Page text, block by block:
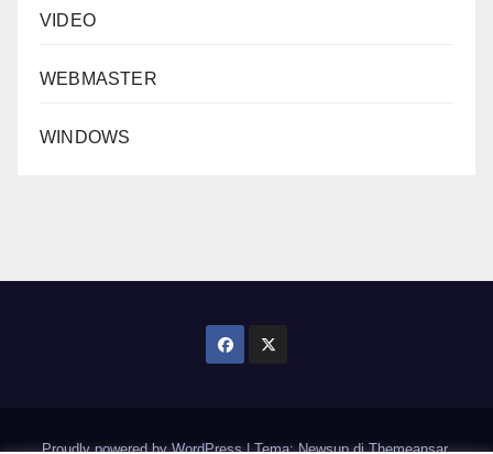
VIDEO
WEBMASTER
WINDOWS
Proudly powered by WordPress|Tema: Newsup diThemeansar.